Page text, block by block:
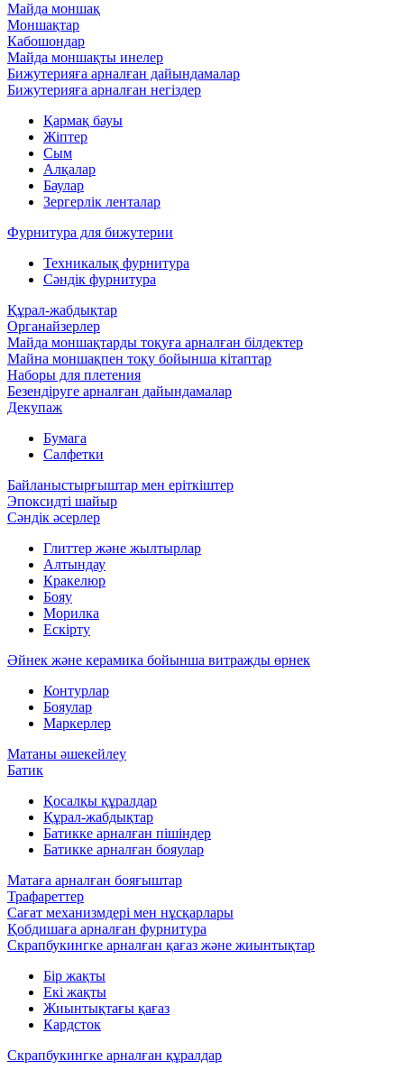
Майда моншақ
Моншақтар
Кабошондар
Майда моншақты инелер
Бижутерияға арналған дайындамалар
Бижутерияға арналған негіздер
Қармақ бауы
Жіптер
Сым
Алқалар
Баулар
Зергерлік ленталар
Фурнитура для бижутерии
Техникалық фурнитура
Сәндік фурнитура
Құрал-жабдықтар
Органайзерлер
Майда моншақтарды тоқуға арналған білдектер
Майна моншақпен тоқу бойынша кітаптар
Наборы для плетения
Безендіруге арналған дайындамалар
Декупаж
Бумага
Салфетки
Байланыстырғыштар мен еріткіштер
Эпоксидті шайыр
Сәндік әсерлер
Глиттер және жылтырлар
Алтындау
Кракелюр
Бояу
Морилка
Ескірту
Әйнек және керамика бойынша витражды өрнек
Контурлар
Бояулар
Маркерлер
Матаны әшекейлеу
Батик
Қосалқы құралдар
Құрал-жабдықтар
Батикке арналған пішіндер
Батикке арналған бояулар
Матаға арналған бояғыштар
Трафареттер
Сағат механизмдері мен нұсқарлары
Қобдишаға арналған фурнитура
Скрапбукингке арналған қағаз және жиынтықтар
Бір жақты
Екі жақты
Жиынтықтағы қағаз
Кардсток
Скрапбукингке арналған құралдар